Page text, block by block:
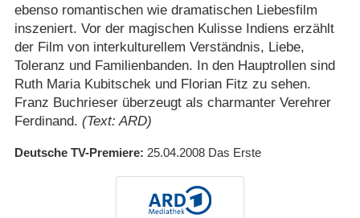
ebenso romantischen wie dramatischen Liebesfilm
inszeniert. Vor der magischen Kulisse Indiens erzählt
der Film von interkulturellem Verständnis, Liebe,
Toleranz und Familienbanden. In den Hauptrollen sind
Ruth Maria Kubitschek und Florian Fitz zu sehen.
Franz Buchrieser überzeugt als charmanter Verehrer
Ferdinand. (Text: ARD)
Deutsche TV-Premiere 25.04.2008 Das Erste